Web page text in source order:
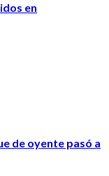
en
de oyente pasó a